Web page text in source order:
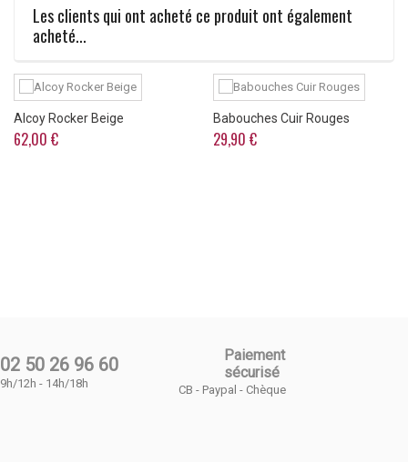
Les clients qui ont acheté ce produit ont également
acheté...
Alcoy Rocker Beige
62,00 €
Babouches Cuir Rouges
29,90 €
02 50 26 96 60
9h/12h - 14h/18h
Paiement
sécurisé
CB - Paypal - Chèque